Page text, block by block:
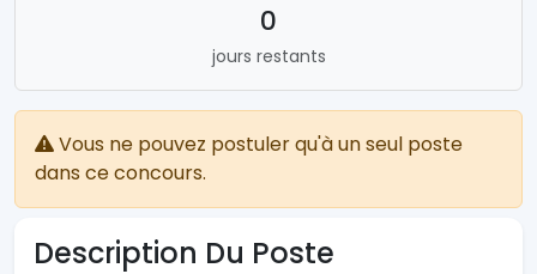
0
jours restants
Vous ne pouvez postuler qu'à un seul poste
dans ce concours.
Description Du Poste